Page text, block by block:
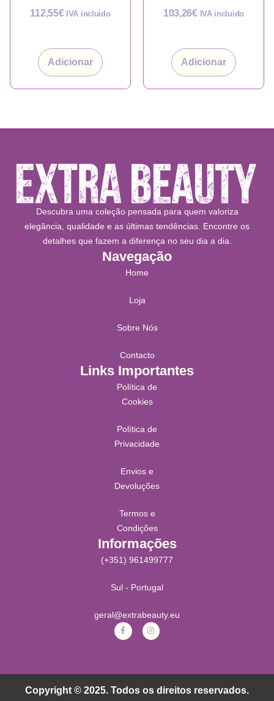
112,55€ IVA incluido
Adicionar
103,26€ IVA incluido
Adicionar
Descubra uma coleção pensada para quem valoriza
elegância, qualidade e as últimas tendências. Encontre os
detalhes que fazem a diferença no seu dia a dia.
Navegação
Home
Loja
Sobre Nós
Contacto
Links Importantes
Política de
Cookies
Política de
Privacidade
Envios e
Devoluções
Termos e
Condições
Informações
(+351) 961499777
Sul - Portugal
geral@extrabeauty.eu
Copyright © 2025. Todos os direitos reservados.